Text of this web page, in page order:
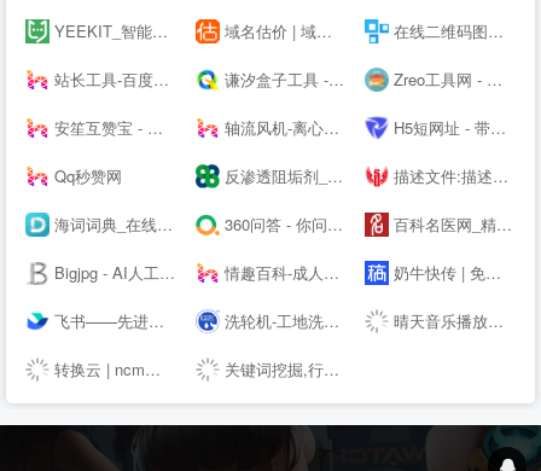
YEEKIT_智能语言工具平台,在线辅助翻译,翻译工具,字幕通 域名估价 | 域名投资分析工具，域名评估用查询者CXZ.com 在线二维码图片生成器_二维码扫描软件下载_联图二维码
站长工具-百度权重查询-网站排名 - 去查网 谦汐盒子工具 - 免费在线网页工具箱，站长必备工具 Zreo工具网 - 便民工具网站 懒人工具箱 在线工具网 QQ工具 便民工具 站长工具 手机工具 多功能工具网
安笙互赞宝 - 您的得力的小帮手 轴流风机-离心风机-鼓风机-散热风扇-罩极电机,厂家直销-首肯电子 H5短网址 - 带统计的免费短链接生成工具
Qq秒赞网 反渗透阻垢剂_杀菌剂_缓蚀剂_除垢剂厂家_广东巴沃夫环保官网 描述文件:描述文件生成,描述文件制作,IOS描述文件,描述文件转APP,免签苹果APP,免费在线描述文件封装,APP专家
海词词典_在线词典_在线翻译_海量正版权威词典-- 360问答 - 你问大家答 百科名医网_精准医学科普知识平台
Bigjpg - AI人工智能图片无损放大 - 使用人工智能深度卷积神经网络(CNN)无损放大图片 情趣百科-成人用品选购指南-两--技巧大全 奶牛快传 | 免费大文件传输工具，上传下载不限速
飞书——先进企业协作与管理平台，一站式无缝办公协作，团队上下对齐目标，全面激活组织和个人。先进团队，先用飞书。 洗轮机-工地洗车机-工程洗车机-全自动洗轮生产厂家[鲁企环科] 晴天音乐播放器 - 免费稳定的HTML悬浮播放器
转换云 | ncm转mp3在线网站 - 了解ncm格式如何转换为mp3 关键词挖掘,行业词库,智能改写,SEO数据,知乎数据,抖音数据 - 5118营销大数据